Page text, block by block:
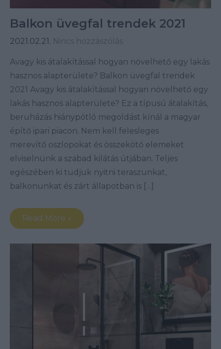
Balkon üvegfal trendek 2021
2021.02.21. Nincs hozzászólás
Avagy kis átalakítással hogyan növelhető egy lakás
hasznos alapterülete? Balkon üvegfal trendek
2021 Avagy kis átalakítással hogyan növelhető egy
lakás hasznos alapterülete? Ez a típusú átalakítás,
beruházás hiánypótló megoldást kínál a magyar
építő ipari piacon. Nem kell felesleges
merevítő oszlopokat és összekötő elemeket
elviselnünk a szabad kilátás útjában. Teljes
egészében ki tudjuk nyitni teraszunkat,
balkonunkat és zárt állapotban is […]
Read More »